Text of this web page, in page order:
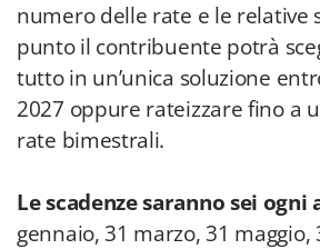
numero delle rate e le relative
punto il contribuente potrà
tutto in un’unica soluzione
2027 oppure rateizzare fino a
rate bimestrali.
Le scadenze saranno sei ogni
gennaio, 31 marzo, 31 maggio,